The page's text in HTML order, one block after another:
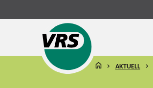
STARTSEITE
AKTUELL